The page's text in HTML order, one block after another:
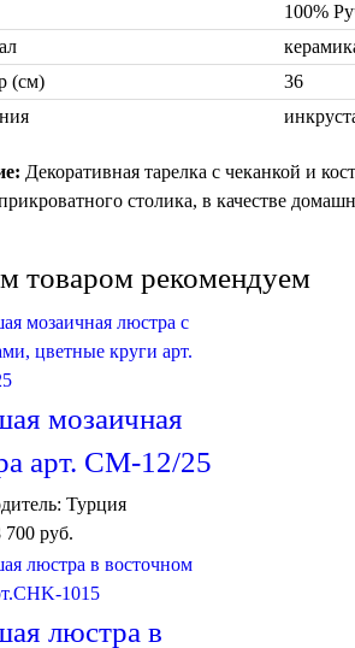
100%
(см)
36
Декоративная тарелка с чеканкой и
столика, в качестве
товаром рекомендуем
мозаичная
арт. CM-12/25
Турция
700 руб.
люстра в